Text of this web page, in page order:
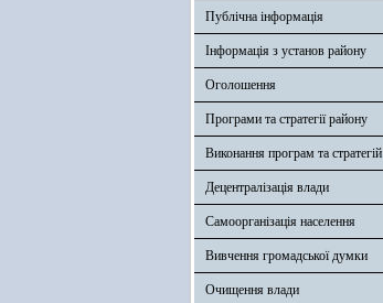
Публічна інформація
Інформація з установ району
Оголошення
Програми та стратегії району
Виконання програм та стратегій
Децентралізація влади
Самоорганізація населення
Вивчення громадської думки
Очищення влади